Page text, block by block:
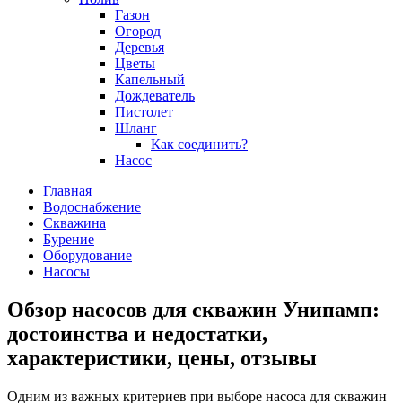
Газон
Огород
Деревья
Цветы
Капельный
Дождеватель
Пистолет
Шланг
Как соединить?
Насос
Главная
Водоснабжение
Скважина
Бурение
Оборудование
Насосы
Обзор насосов для скважин Унипамп:
достоинства и недостатки,
характеристики, цены, отзывы
Одним из важных критериев при выборе насоса для скважин